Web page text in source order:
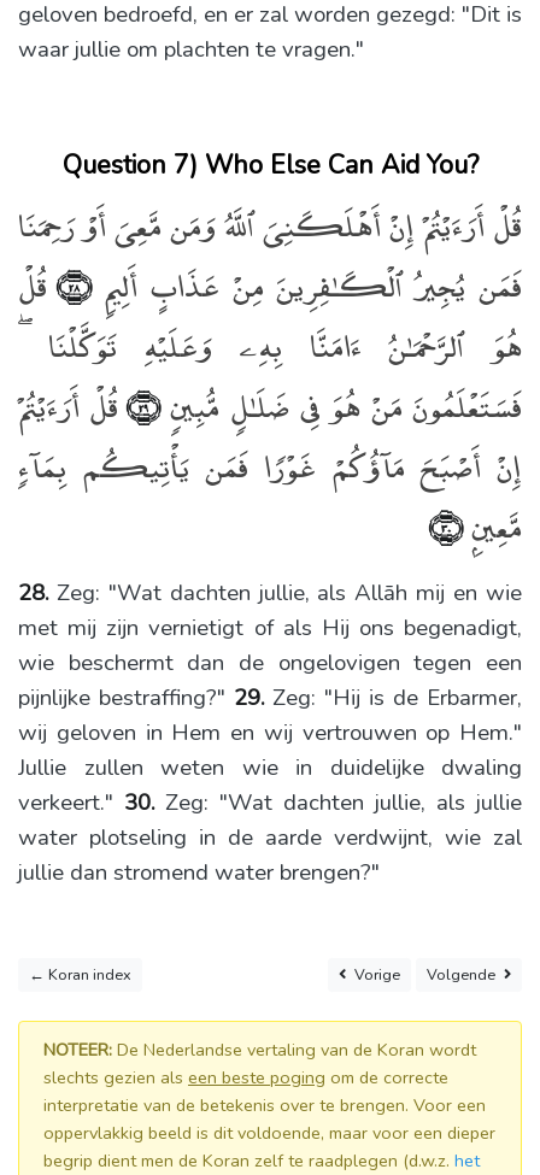
geloven bedroefd, en er zal worden gezegd: "Dit is
waar jullie om plachten te vragen."
Question 7) Who Else Can Aid You?
28. Zeg: "Wat dachten jullie, als Allāh mij en wie
met mij zijn vernietigt of als Hij ons begenadigt,
wie beschermt dan de ongelovigen tegen een
pijnlijke bestraffing?" 29. Zeg: "Hij is de Erbarmer,
wij geloven in Hem en wij vertrouwen op Hem."
Jullie zullen weten wie in duidelijke dwaling
verkeert." 30. Zeg: "Wat dachten jullie, als jullie
water plotseling in de aarde verdwijnt, wie zal
jullie dan stromend water brengen?"
قُلْ أَرَءَيْتُمْ إِنْ أَهْلَكَنِىَ ٱللَّهُ وَمَن مَّعِىَ أَوْ رَحِمَنَا
فَمَن يُجِيرُ ٱلْكَـٰفِرِينَ مِنْ عَذَابٍ أَلِيمٍۢ﴿٢٨﴾
قُلْ
هُوَ ٱلرَّحْمَـٰنُ ءَامَنَّا بِهِۦ وَعَلَيْهِ تَوَكَّلْنَا ۖ
فَسَتَعْلَمُونَ مَنْ هُوَ فِى ضَلَـٰلٍۢ مُّبِينٍۢ﴿٢٩﴾
قُلْ أَرَءَيْتُمْ
إِنْ أَصْبَحَ مَآؤُكُمْ غَوْرًۭا فَمَن يَأْتِيكُم بِمَآءٍۢ
مَّعِينٍۭ﴿٣٠﴾
← Koran index Vorige Volgende
NOTEER: De Nederlandse vertaling van de Koran wordt
slechts gezien als een beste poging om de correcte
interpretatie van de betekenis over te brengen. Voor een
oppervlakkig beeld is dit voldoende, maar voor een dieper
begrip dient men de Koran zelf te raadplegen (d.w.z. het